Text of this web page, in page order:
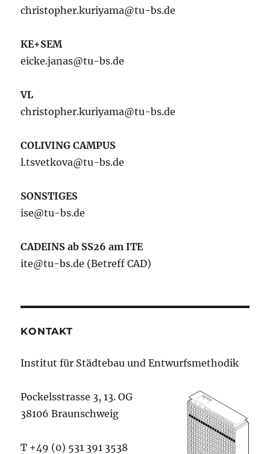
christopher.kuriyama@tu-bs.de
KE+SEM
eicke.janas@tu-bs.de
VL
christopher.kuriyama@tu-bs.de
COLIVING CAMPUS
l.tsvetkova@tu-bs.de
SONSTIGES
ise@tu-bs.de
CADEINS ab SS26 am ITE
ite@tu-bs.de (Betreff CAD)
KONTAKT
Institut für Städtebau und Entwurfsmethodik
Pockelsstrasse 3, 13. OG
38106 Braunschweig
T +49 (0) 531 391 3538